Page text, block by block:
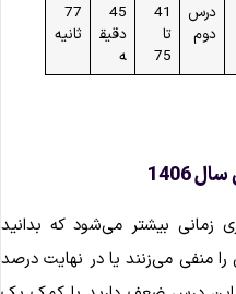
درس
دوم
41
تا
75
45
دقیق
ه
77
ثانیه
بیشتر می‌شود که بدانید
منفی می‌زنند یا در نهایت درصد